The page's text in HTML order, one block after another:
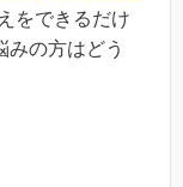
をできるだけ
みの方はどう